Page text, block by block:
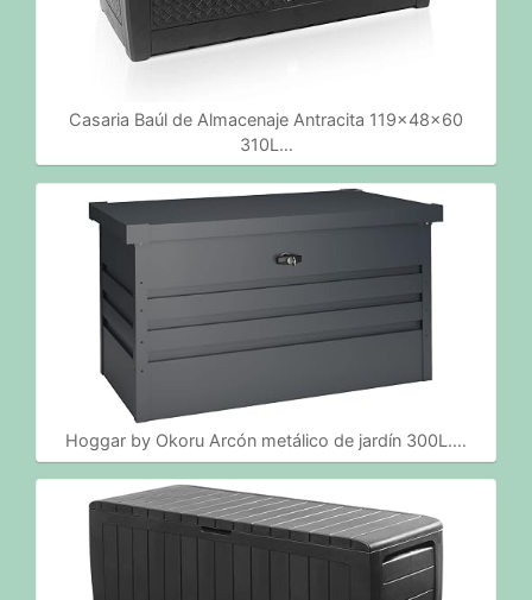
Casaria Baúl de Almacenaje Antracita 119x48x60
310L…
Hoggar by Okoru Arcón metálico de jardín 300L.…